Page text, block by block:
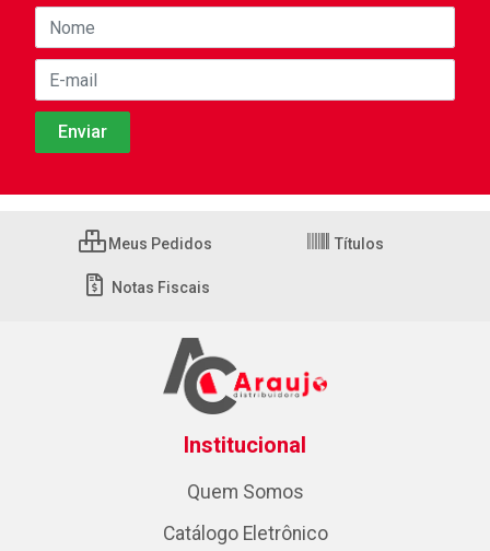
Meus Pedidos Títulos
Notas Fiscais
Institucional
Quem Somos
Catálogo Eletrônico